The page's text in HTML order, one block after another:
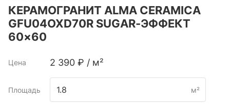
КЕРАМОГРАНИТ ALMA CERAMICA
GFU04OXD70R SUGAR-ЭФФЕКТ
60×60
Цена 2 390 ₽ / м²
Площадь м²